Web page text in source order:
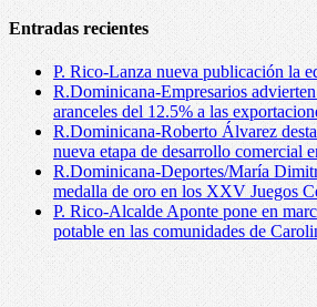
Entradas recientes
P. Rico-Lanza nueva publicación la
R.Dominicana-Empresarios
aranceles del 12.5% a las
R.Dominicana-Roberto Álvarez
nueva etapa de desarrollo comercial
R.Dominicana-Deportes/María
medalla de oro en los XXV Juegos
P. Rico-Alcalde Aponte pone en
potable en las comunidades de